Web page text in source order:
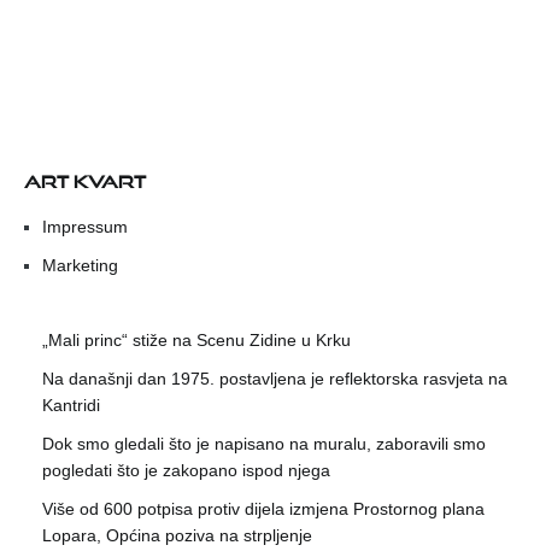
ART KVART
Impressum
Marketing
„Mali princ“ stiže na Scenu Zidine u Krku
Na današnji dan 1975. postavljena je reflektorska rasvjeta na
Kantridi
Dok smo gledali što je napisano na muralu, zaboravili smo
pogledati što je zakopano ispod njega
Više od 600 potpisa protiv dijela izmjena Prostornog plana
Lopara, Općina poziva na strpljenje